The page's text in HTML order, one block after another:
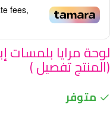
fees,
لوحة مرايا بلمسات
(المنتج تفصيل )
متوفر